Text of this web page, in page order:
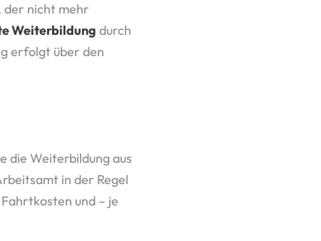
der nicht mehr
Weiterbildung durch
erfolgt über den
die Weiterbildung aus
in der Regel
und – je